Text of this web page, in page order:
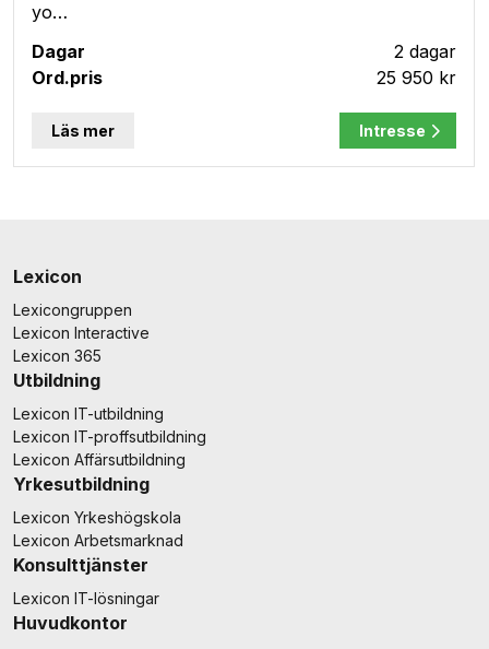
yo…
2 dagar
25 950 kr
Läs mer Intresse
Lexicon
Lexicongruppen
Lexicon Interactive
Lexicon 365
Utbildning
Lexicon IT-utbildning
Lexicon IT-proffsutbildning
Lexicon Affärsutbildning
Yrkesutbildning
Lexicon Yrkeshögskola
Lexicon Arbetsmarknad
Konsulttjänster
Lexicon IT-lösningar
Huvudkontor